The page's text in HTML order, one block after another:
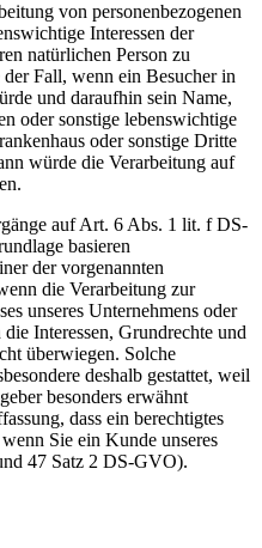
von personenbezogenen
Interessen der
natürlichen Person zu
Fall, wenn ein Besucher in
und daraufhin sein Name,
oder sonstige lebenswichtige
oder sonstige Dritte
würde die Verarbeitung auf
auf Art. 6 Abs. 1 lit. f DS-
basieren
der vorgenannten
die Verarbeitung zur
unseres Unternehmens oder
Interessen, Grundrechte und
überwiegen. Solche
deshalb gestattet, weil
besonders erwähnt
dass ein berechtigtes
Sie ein Kunde unseres
47 Satz 2 DS-GVO).